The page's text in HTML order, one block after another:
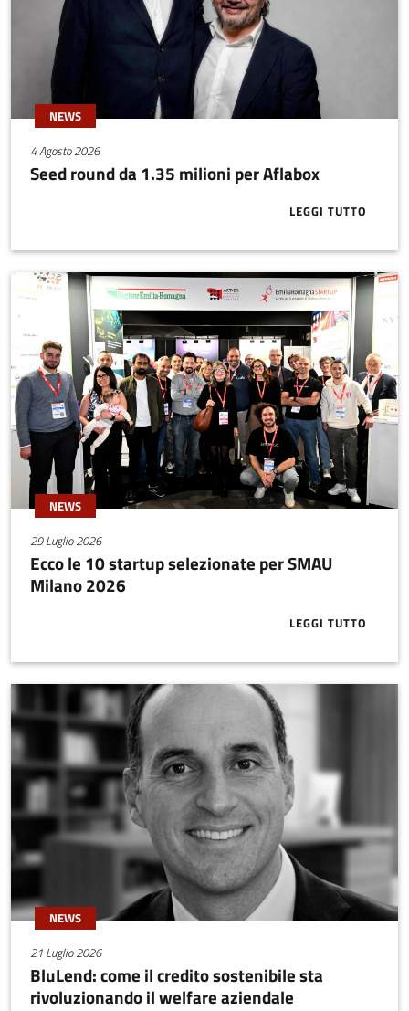
NEWS
4 Agosto 2026
Seed round da 1.35 milioni per Aflabox
LEGGI TUTTOABOUT SEED
NEWS
29 Luglio 2026
Ecco le 10 startup selezionate per SMAU
Milano 2026
LEGGI TUTTO
ABOUT
NEWS
21 Luglio 2026
BluLend: come il credito sostenibile sta
rivoluzionando il welfare aziendale